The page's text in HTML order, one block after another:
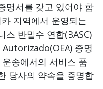
명서를 갖고 있어야 합
지역에서 운영되는
스 반밀수 연합(BASC)
증명
송에서의 서비스 품
당사의 약속을 증명합